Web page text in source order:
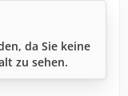
da Sie keine
zu sehen.